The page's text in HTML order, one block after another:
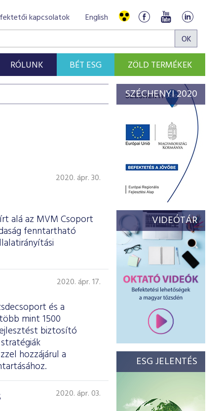
kapcsolatok English
RÓLUNK BÉT ESG ZÖLD TERMÉKEK
2020. ápr. 30.
alá az MVM Csoport
fenntartható
2020. ápr. 17.
és a
mint 1500
biztosító
hozzájárul a
2020. ápr. 03.
SZÉCHENYI 2020
VIDEÓTÁR
ESG JELENTÉS